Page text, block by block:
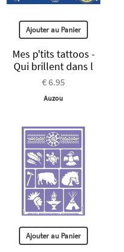
Ajouter au Panier
Mes p'tits tattoos -
Qui brillent dans l
€ 6.95
Auzou
Ajouter au Panier